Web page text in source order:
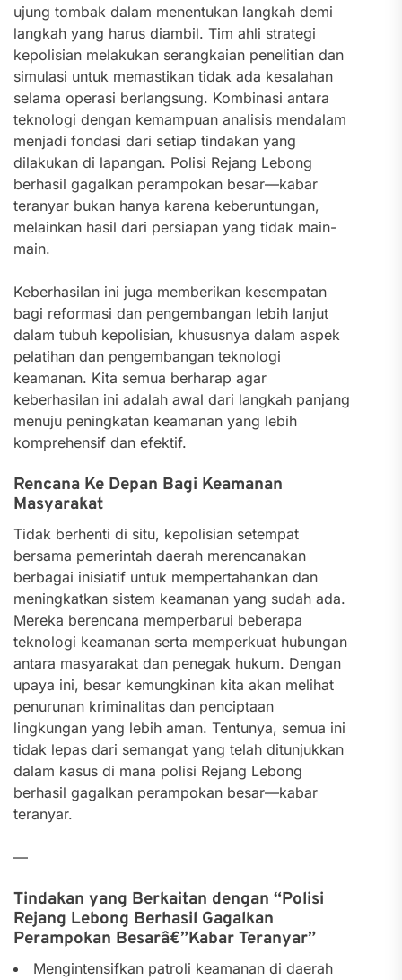
ujung tombak dalam menentukan langkah demi
langkah yang harus diambil. Tim ahli strategi
kepolisian melakukan serangkaian penelitian dan
simulasi untuk memastikan tidak ada kesalahan
selama operasi berlangsung. Kombinasi antara
teknologi dengan kemampuan analisis mendalam
menjadi fondasi dari setiap tindakan yang
dilakukan di lapangan. Polisi Rejang Lebong
berhasil gagalkan perampokan besar—kabar
teranyar bukan hanya karena keberuntungan,
melainkan hasil dari persiapan yang tidak main-
main.
Keberhasilan ini juga memberikan kesempatan
bagi reformasi dan pengembangan lebih lanjut
dalam tubuh kepolisian, khususnya dalam aspek
pelatihan dan pengembangan teknologi
keamanan. Kita semua berharap agar
keberhasilan ini adalah awal dari langkah panjang
menuju peningkatan keamanan yang lebih
komprehensif dan efektif.
Rencana Ke Depan Bagi Keamanan
Masyarakat
Tidak berhenti di situ, kepolisian setempat
bersama pemerintah daerah merencanakan
berbagai inisiatif untuk mempertahankan dan
meningkatkan sistem keamanan yang sudah ada.
Mereka berencana memperbarui beberapa
teknologi keamanan serta memperkuat hubungan
antara masyarakat dan penegak hukum. Dengan
upaya ini, besar kemungkinan kita akan melihat
penurunan kriminalitas dan penciptaan
lingkungan yang lebih aman. Tentunya, semua ini
tidak lepas dari semangat yang telah ditunjukkan
dalam kasus di mana polisi Rejang Lebong
berhasil gagalkan perampokan besar—kabar
teranyar.
—
Tindakan yang Berkaitan dengan “Polisi
Rejang Lebong Berhasil Gagalkan
Perampokan Besarâ€”Kabar Teranyar”
Mengintensifkan patroli keamanan di daerah